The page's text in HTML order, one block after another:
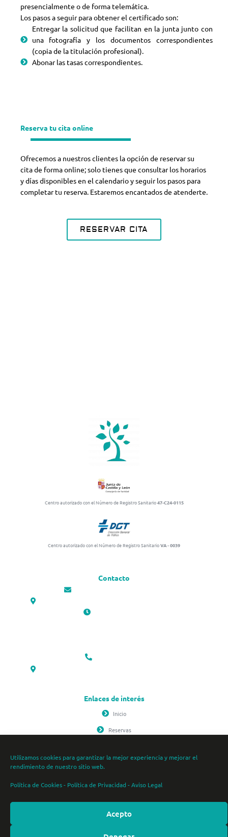
Utilizamos cookies para garantizar la mejor experiencia y mejorar el
rendimiento de nuestro sitio web.
Política de Cookies- Política de Privacidad -Aviso Legal
Acepto
presencialmente o de forma telemática.
Los pasos a seguir para obtener el certificado son:
Entregar la solicitud que facilitan en la junta junto con
una fotografía y los documentos correspondientes
(copia de la titulación profesional).
Abonar las tasas correspondientes.
Reserva tu cita online
Ofrecemos a nuestros clientes la opción de reservar su
cita de forma online; solo tienes que consultar los horarios
y días disponibles en el calendario y seguir los pasos para
completar tu reserva. Estaremos encantados de atenderte.
RESERVAR CITA
Centro autorizado con el Número de Registro Sanitario47-C24-0115
Centro autorizado con el Número de Registro SanitarioVA - 0039
Contacto
Enlaces de interés
Inicio
Reservas
Política de Cookies